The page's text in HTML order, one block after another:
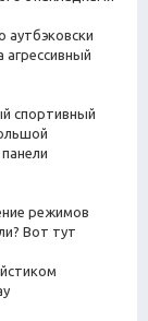
аутбэковски
агрессивный
спортивный
режимов
Вот тут